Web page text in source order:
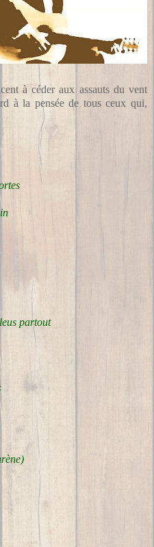
à céder aux assauts du vent
à la pensée de tous ceux qui,
partout